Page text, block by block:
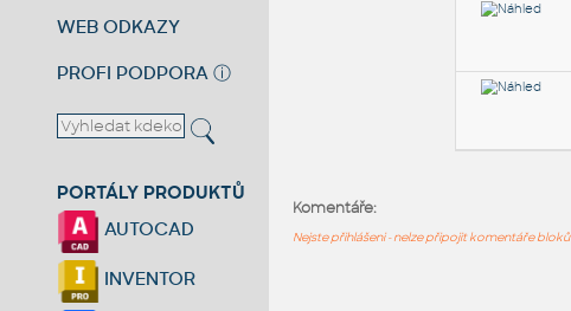
WEB ODKAZY
PROFI PODPORA ⓘ
PORTÁLY PRODUKTŮ
AUTOCAD
INVENTOR
Komentáře:
Nejste přihlášeni - nelze připojit komentáře bloků